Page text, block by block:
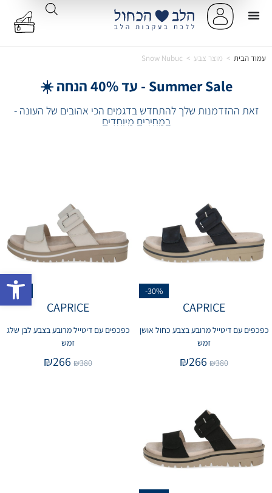
עמוד הבית > מוצר צבע >
Snow Nubuc
Summer Sale - עד 40% הנחה ☀️
זאת ההזדמנות שלך להתחדש בדגמים הכי אהובים של העונה -
במחירים מיוחדים
-30%
CAPRICE
כפכפים עם דיטייל מרובע בצבע כחול אושן
זמש
₪380
₪266
-30%
CAPRICE
כפכפים עם דיטייל מרובע בצבע לבן שלג
זמש
₪380
₪266